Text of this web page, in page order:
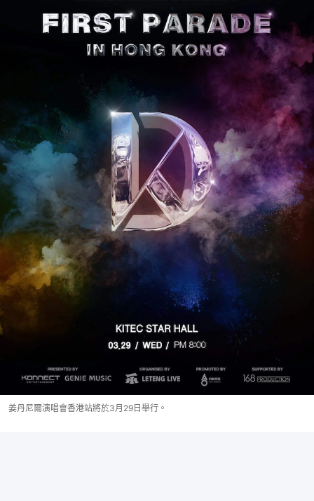
姜丹尼爾演唱會香港站將於3月29日舉行。